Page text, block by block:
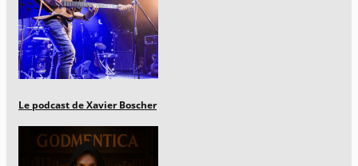
Le podcast de Xavier Boscher